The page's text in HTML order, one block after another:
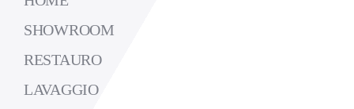
SHOWROOM
RESTAURO
LAVAGGIO